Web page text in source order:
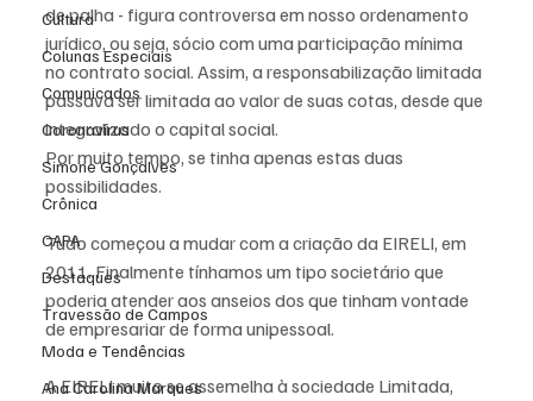
Cultura
Colunas Especiais
Comunicados
Coronavírus
Simone Gonçalves
Crônica
CAPA
Destaques
Travessão de Campos
Moda e Tendências
Ana Carolina Marques
de palha - figura controversa em nosso ordenamento
jurídico, ou seja, sócio com uma participação mínima
no contrato social. Assim, a responsabilização limitada
passava ser limitada ao valor de suas cotas, desde que
integralizado o capital social.
Por muito tempo, se tinha apenas estas duas
possibilidades.
Tudo começou a mudar com a criação da EIRELI, em
2011. Finalmente tínhamos um tipo societário que
poderia atender aos anseios dos que tinham vontade
de empresariar de forma unipessoal.
A EIRELI muito se assemelha à sociedade Limitada,